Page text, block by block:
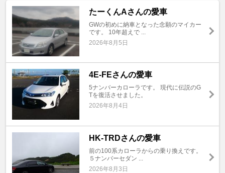
たーくんAさんの愛車
GWの初めに納車となった念願のマイカー
です。 10年超えで ...
2026年8月5日
4E-FEさんの愛車
5ナンバーカローラです。 現代に伝説のG
Tを復活させました。
2026年8月4日
HK-TRDさんの愛車
前の100系カローラからの乗り換えです。
５ナンバーセダン ...
2026年8月3日